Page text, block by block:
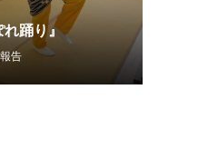
れ踊り』
告